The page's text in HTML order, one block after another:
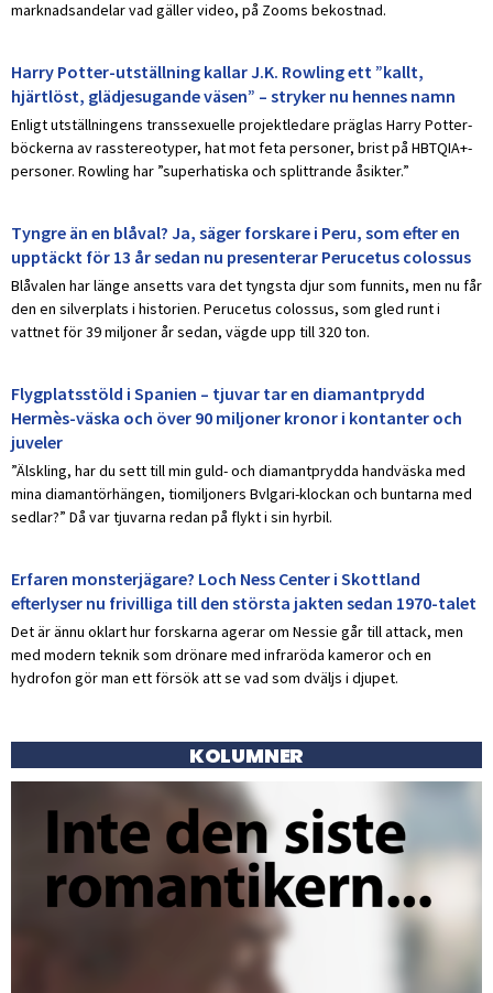
marknadsandelar vad gäller video, på Zooms bekostnad.
Harry Potter-utställning kallar J.K. Rowling ett ”kallt,
hjärtlöst, glädjesugande väsen” – stryker nu hennes namn
Enligt utställningens transsexuelle projektledare präglas Harry Potter-
böckerna av rasstereotyper, hat mot feta personer, brist på HBTQIA+-
personer. Rowling har ”superhatiska och splittrande åsikter.”
Tyngre än en blåval? Ja, säger forskare i Peru, som efter en
upptäckt för 13 år sedan nu presenterar Perucetus colossus
Blåvalen har länge ansetts vara det tyngsta djur som funnits, men nu får
den en silverplats i historien. Perucetus colossus, som gled runt i
vattnet för 39 miljoner år sedan, vägde upp till 320 ton.
Flygplatsstöld i Spanien – tjuvar tar en diamantprydd
Hermès-väska och över 90 miljoner kronor i kontanter och
juveler
”Älskling, har du sett till min guld- och diamantprydda handväska med
mina diamantörhängen, tiomiljoners Bvlgari-klockan och buntarna med
sedlar?” Då var tjuvarna redan på flykt i sin hyrbil.
Erfaren monsterjägare? Loch Ness Center i Skottland
efterlyser nu frivilliga till den största jakten sedan 1970-talet
Det är ännu oklart hur forskarna agerar om Nessie går till attack, men
med modern teknik som drönare med infraröda kameror och en
hydrofon gör man ett försök att se vad som dväljs i djupet.
KOLUMNER